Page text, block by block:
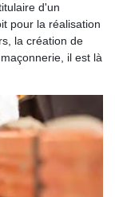
d'un
pour la réalisation
la création de
il est là